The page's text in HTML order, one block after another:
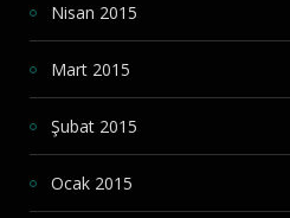
Nisan 2015
Mart 2015
Şubat 2015
Ocak 2015